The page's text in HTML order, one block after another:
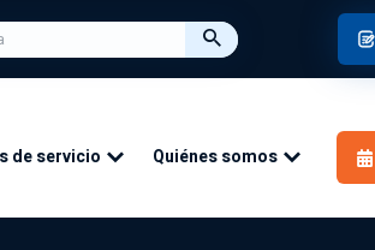
de servicio Quiénes somos